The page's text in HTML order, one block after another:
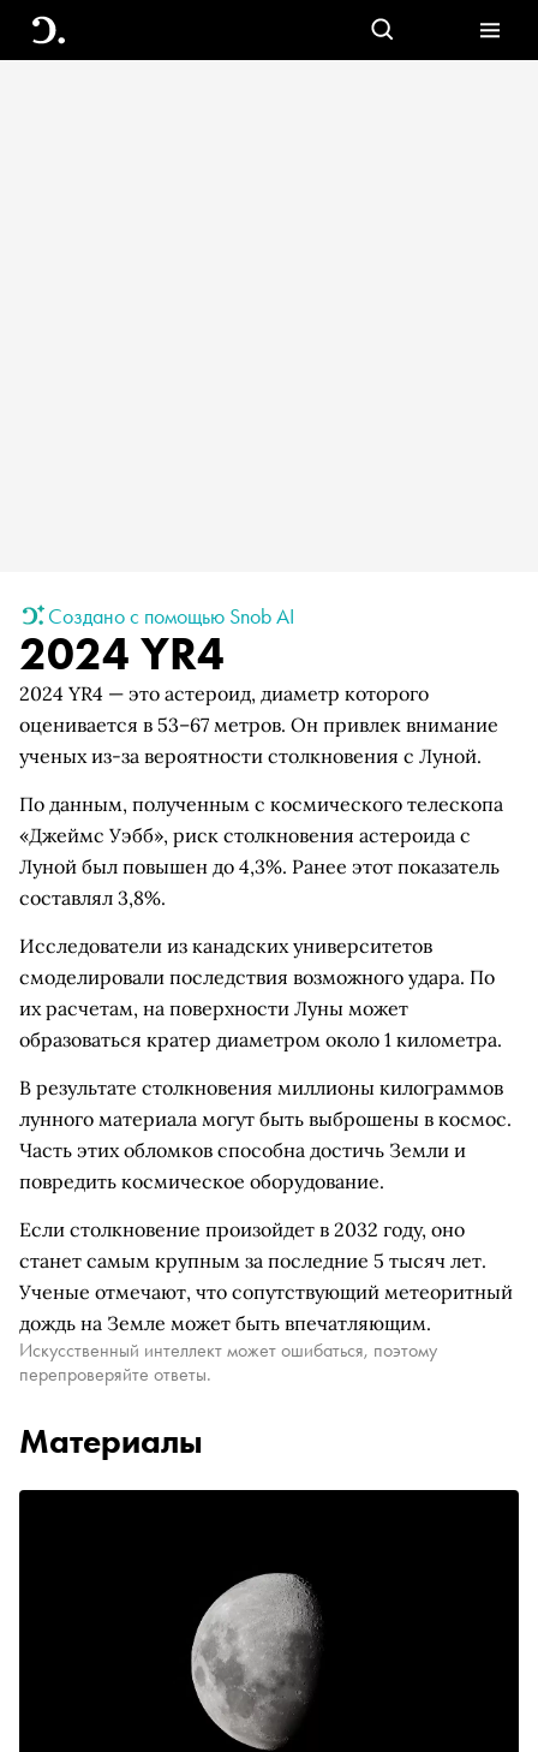
Создано с помощью Snob AI
2024 YR4
2024 YR4 — это астероид, диаметр которого
оценивается в 53–67 метров. Он привлек внимание
ученых из-за вероятности столкновения с Луной.
По данным, полученным с космического телескопа
«Джеймс Уэбб», риск столкновения астероида с
Луной был повышен до 4,3%. Ранее этот показатель
составлял 3,8%.
Исследователи из канадских университетов
смоделировали последствия возможного удара. По
их расчетам, на поверхности Луны может
образоваться кратер диаметром около 1 километра.
В результате столкновения миллионы килограммов
лунного материала могут быть выброшены в космос.
Часть этих обломков способна достичь Земли и
повредить космическое оборудование.
Если столкновение произойдет в 2032 году, оно
станет самым крупным за последние 5 тысяч лет.
Ученые отмечают, что сопутствующий метеоритный
дождь на Земле может быть впечатляющим.
Искусственный интеллект может ошибаться, поэтому
перепроверяйте ответы.
Материалы